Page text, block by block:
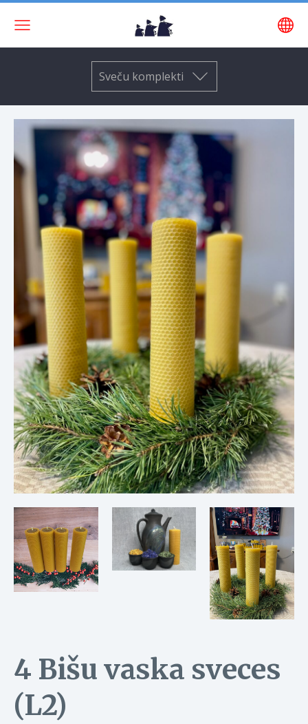
Sveču komplekti
4 Bišu vaska sveces
(L2)